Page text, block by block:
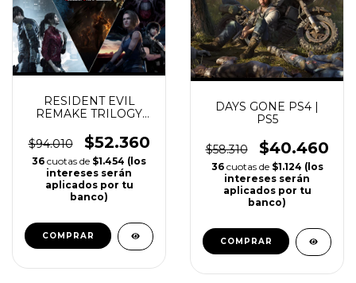
RESIDENT EVIL
REMAKE TRILOGY
$94.010
$52.360
(103)
cuotas de$1.454 (los
intereses serán
aplicados por tu
DAYS GONE PS4 |
PS5
$58.310 $40.460
(59)
cuotas de$1.124 (los
intereses serán
aplicados por tu